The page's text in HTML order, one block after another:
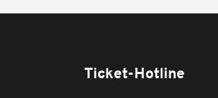
Ticket-Hotline